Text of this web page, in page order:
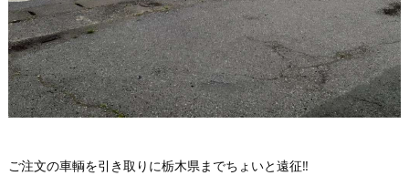
ご注文の車輌を引き取りに栃木県までちょいと遠征‼️